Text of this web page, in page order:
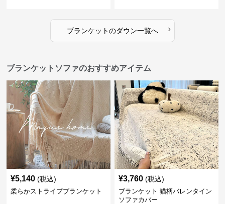
ブランケットのダウン一覧へ ›
ブランケットソファのおすすめアイテム
¥5,140 (税込)
柔らかストライプブランケット
¥3,760 (税込)
ブランケット 猫柄バレンタイン
ソファカバー